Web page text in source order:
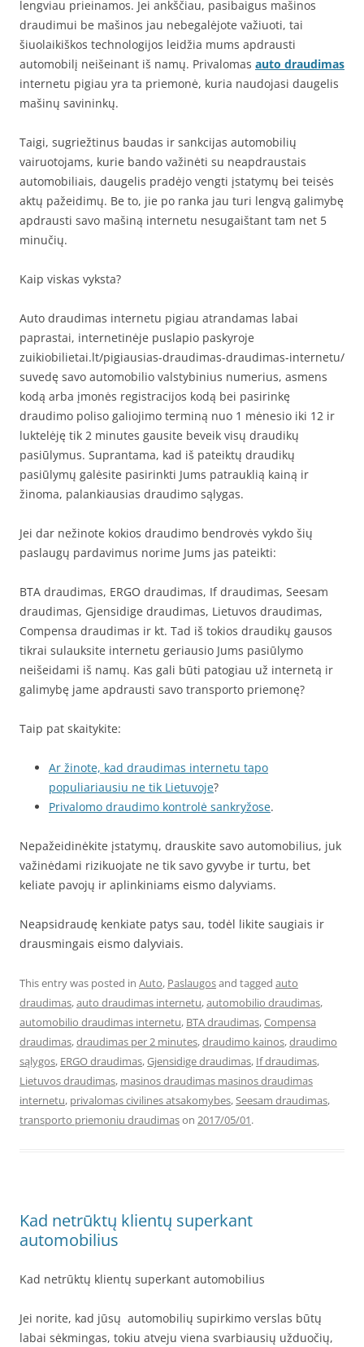
lengviau prieinamos. Jei ankščiau, pasibaigus mašinos
draudimui be mašinos jau nebegalėjote važiuoti, tai
šiuolaikiškos technologijos leidžia mums apdrausti
automobilį neišeinant iš namų. Privalomas auto draudimas
internetu pigiau yra ta priemonė, kuria naudojasi daugelis
mašinų savininkų.
Taigi, sugriežtinus baudas ir sankcijas automobilių
vairuotojams, kurie bando važinėti su neapdraustais
automobiliais, daugelis pradėjo vengti įstatymų bei teisės
aktų pažeidimų. Be to, jie po ranka jau turi lengvą galimybę
apdrausti savo mašiną internetu nesugaištant tam net 5
minučių.
Kaip viskas vyksta?
Auto draudimas internetu pigiau atrandamas labai
paprastai, internetinėje puslapio paskyroje
zuikiobilietai.lt/pigiausias-draudimas-draudimas-internetu/
suvedę savo automobilio valstybinius numerius, asmens
kodą arba įmonės registracijos kodą bei pasirinkę
draudimo poliso galiojimo terminą nuo 1 mėnesio iki 12 ir
luktelėję tik 2 minutes gausite beveik visų draudikų
pasiūlymus. Suprantama, kad iš pateiktų draudikų
pasiūlymų galėsite pasirinkti Jums patrauklią kainą ir
žinoma, palankiausias draudimo sąlygas.
Jei dar nežinote kokios draudimo bendrovės vykdo šių
paslaugų pardavimus norime Jums jas pateikti:
BTA draudimas, ERGO draudimas, If draudimas, Seesam
draudimas, Gjensidige draudimas, Lietuvos draudimas,
Compensa draudimas ir kt. Tad iš tokios draudikų gausos
tikrai sulauksite internetu geriausio Jums pasiūlymo
neišeidami iš namų. Kas gali būti patogiau už internetą ir
galimybę jame apdrausti savo transporto priemonę?
Taip pat skaitykite:
Ar žinote, kad draudimas internetu tapo
populiariausiu ne tik Lietuvoje?
Privalomo draudimo kontrolė sankryžose.
Nepažeidinėkite įstatymų, drauskite savo automobilius, juk
važinėdami rizikuojate ne tik savo gyvybe ir turtu, bet
keliate pavojų ir aplinkiniams eismo dalyviams.
Neapsidraudę kenkiate patys sau, todėl likite saugiais ir
drausmingais eismo dalyviais.
This entry was posted in Auto, Paslaugosand tagged auto
draudimas,auto draudimas internetu,automobilio draudimas,
automobilio draudimas internetu, BTA draudimas,Compensa
draudimas,draudimas per 2 minutes,draudimo kainos,draudimo
sąlygos, ERGO draudimas,Gjensidige draudimas, If draudimas,
Lietuvos draudimas, masinos draudimas masinos draudimas
internetu, privalomas civilines atsakomybes,Seesam draudimas,
transporto priemoniu draudimason 2017/05/01.
Kad netrūktų klientų superkant
automobilius
Kad netrūktų klientų superkant automobilius
Jei norite, kad jūsų automobilių supirkimo verslas būtų
labai sėkmingas, tokiu atveju viena svarbiausių užduočių,